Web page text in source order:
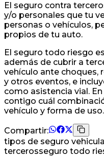
El seguro contra
y/o personales que tu
personas o vehículos,
propios de tu auto.
El seguro todo riesgo
además de cubrir a
vehículo ante choques,
y otros eventos, e
como asistencia vial.
contigo cuál
vehículo y forma de uso.
Compartir:
tipos de seguro
tercerosseguro todo